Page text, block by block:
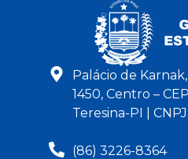
Palácio de
1450, Centro –
Teresina-PI |
(86) 3226-8364